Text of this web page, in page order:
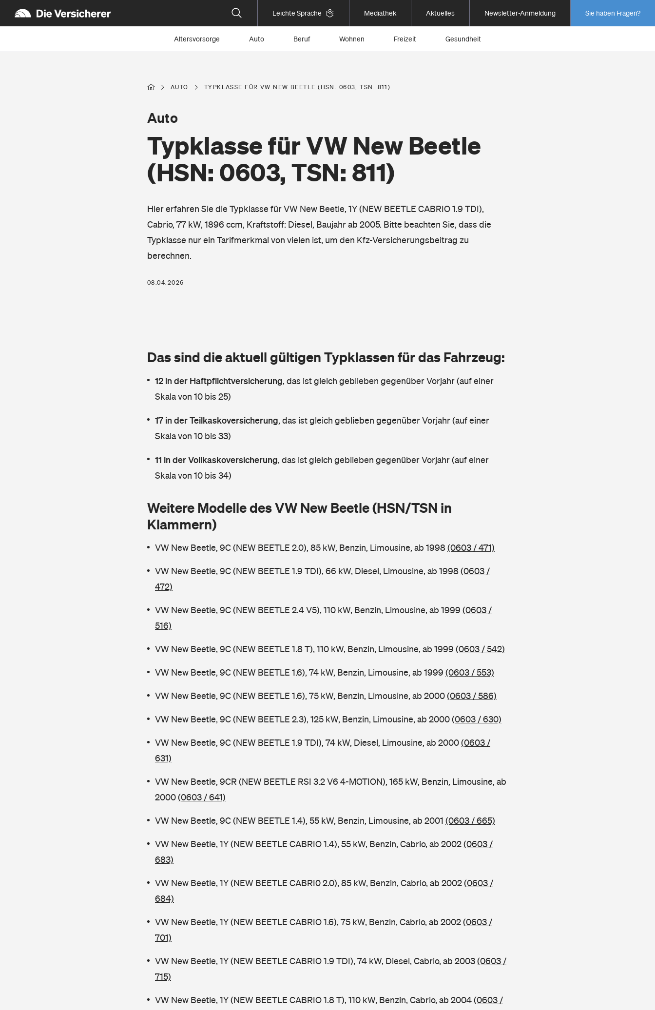
Leichte Sprache Mediathek Aktuelles Newsletter-Anmeldung Sie haben Fragen?
Altersvorsorge Auto Beruf Wohnen Freizeit Gesundheit
AUTO TYPKLASSE FÜR VW NEW BEETLE (HSN: 0603, TSN: 811)
Typklasse für VW New Beetle
(HSN: 0603, TSN: 811)
Auto
Hier erfahren Sie die Typklasse für VW New Beetle, 1Y (NEW BEETLE CABRIO 1.9 TDI),
Cabrio, 77 kW, 1896 ccm, Kraftstoff: Diesel, Baujahr ab 2005. Bitte beachten Sie, dass die
Typklasse nur ein Tarifmerkmal von vielen ist, um den Kfz-Versicherungsbeitrag zu
berechnen.
08.04.2026
Das sind die aktuell gültigen Typklassen für das Fahrzeug:
12 in der Haftpflichtversicherung, das ist gleich geblieben gegenüber Vorjahr (auf einer
Skala von 10 bis 25)
17 in der Teilkaskoversicherung, das ist gleich geblieben gegenüber Vorjahr (auf einer
Skala von 10 bis 33)
11 in der Vollkaskoversicherung, das ist gleich geblieben gegenüber Vorjahr (auf einer
Skala von 10 bis 34)
Weitere Modelle des VW New Beetle (HSN/TSN in
Klammern)
VW New Beetle, 9C (NEW BEETLE 2.0), 85 kW, Benzin, Limousine, ab 1998(0603 / 471)
VW New Beetle, 9C (NEW BEETLE 1.9 TDI), 66 kW, Diesel, Limousine, ab 1998(0603 /
472)
VW New Beetle, 9C (NEW BEETLE 2.4 V5), 110 kW, Benzin, Limousine, ab 1999 (0603 /
516)
VW New Beetle, 9C (NEW BEETLE 1.8 T), 110 kW, Benzin, Limousine, ab 1999 (0603 / 542)
VW New Beetle, 9C (NEW BEETLE 1.6), 74 kW, Benzin, Limousine, ab 1999 (0603 / 553)
VW New Beetle, 9C (NEW BEETLE 1.6), 75 kW, Benzin, Limousine, ab 2000(0603 / 586)
VW New Beetle, 9C (NEW BEETLE 2.3), 125 kW, Benzin, Limousine, ab 2000(0603 / 630)
VW New Beetle, 9C (NEW BEETLE 1.9 TDI), 74 kW, Diesel, Limousine, ab 2000(0603 /
631)
VW New Beetle, 9CR (NEW BEETLE RSI 3.2 V6 4-MOTION), 165 kW, Benzin, Limousine, ab
2000(0603 / 641)
VW New Beetle, 9C (NEW BEETLE 1.4), 55 kW, Benzin, Limousine, ab 2001 (0603 / 665)
VW New Beetle, 1Y (NEW BEETLE CABRIO 1.4), 55 kW, Benzin, Cabrio, ab 2002(0603 /
683)
VW New Beetle, 1Y (NEW BEETLE CABRI0 2.0), 85 kW, Benzin, Cabrio, ab 2002(0603 /
684)
VW New Beetle, 1Y (NEW BEETLE CABRIO 1.6), 75 kW, Benzin, Cabrio, ab 2002(0603 /
701)
VW New Beetle, 1Y (NEW BEETLE CABRIO 1.9 TDI), 74 kW, Diesel, Cabrio, ab 2003(0603 /
715)
VW New Beetle, 1Y (NEW BEETLE CABRIO 1.8 T), 110 kW, Benzin, Cabrio, ab 2004(0603 /